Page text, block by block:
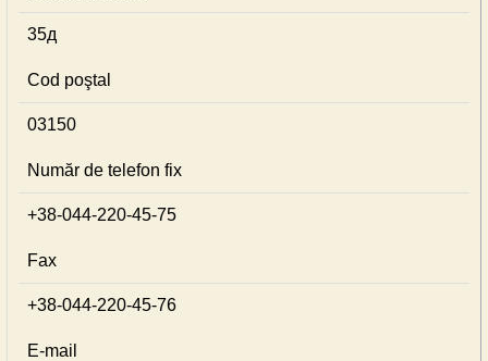
35д
Cod poştal
03150
Număr de telefon fix
+38-044-220-45-75
Fax
+38-044-220-45-76
E-mail